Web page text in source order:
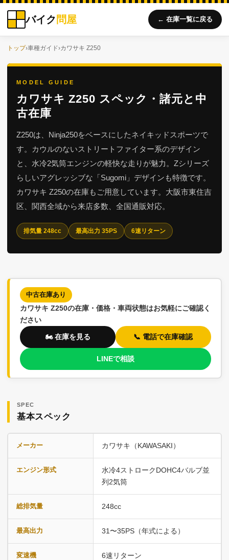
バイク 問屋 ← 在庫一覧に戻る
トップ›車種ガイド›カワサキ Z250
MODEL GUIDE
カワサキ Z250 スペック・諸元と中
古在庫
Z250は、Ninja250をベースにしたネイキッドスポーツで
す。カウルのないストリートファイター系のデザイン
と、水冷2気筒エンジンの軽快な走りが魅力。Zシリーズ
らしいアグレッシブな「Sugomi」デザインも特徴です。
カワサキ Z250の在庫もご用意しています。大阪市東住吉
区、関西全域から来店多数、全国通販対応。
排気量 248cc 最高出力 35PS 6速リターン
中古在庫あり
カワサキ Z250の在庫・価格・車両状態はお気軽にご確認く
ださい
🏍️ 在庫を見る 📞 電話で在庫確認
LINEで相談
SPEC
基本スペック
メーカー カワサキ（KAWASAKI）
エンジン形式
水冷4ストロークDOHC4バルブ並
列2気筒
総排気量 248cc
最高出力 31〜35PS（年式による）
変速機 6速リターン